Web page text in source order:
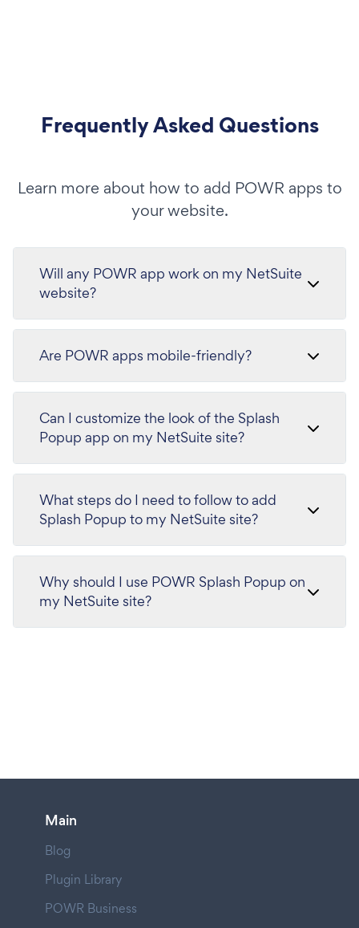
Frequently Asked Questions
Learn more about how to add POWR apps to
your website.
Will any POWR app work on my NetSuite
website?
Are POWR apps mobile-friendly?
Can I customize the look of the Splash
Popup app on my NetSuite site?
What steps do I need to follow to add
Splash Popup to my NetSuite site?
Why should I use POWR Splash Popup on
my NetSuite site?
Main
Blog
Plugin Library
POWR Business